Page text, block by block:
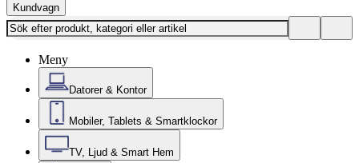
Kundvagn
Meny
Datorer & Kontor
Mobiler, Tablets & Smartklockor
TV, Ljud & Smart Hem